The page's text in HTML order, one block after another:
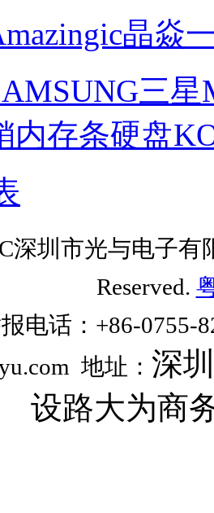
晶焱
三
内存条硬盘
深圳市光与电子
Reserved.
电话 ：+86-0755-
地址： 深
设路大为商